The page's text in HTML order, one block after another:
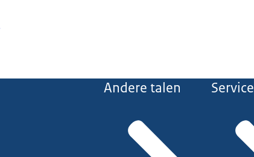
Andere talen Service